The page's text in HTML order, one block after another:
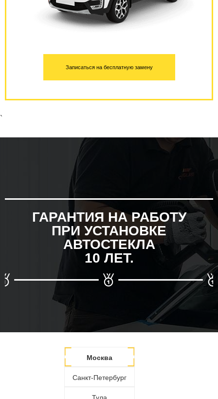
Записаться на бесплатную замену
`
ГАРАНТИЯ НА РАБОТУ
ПРИ УСТАНОВКЕ
АВТОСТЕКЛА
10 ЛЕТ.
Москва
Санкт-Петербург